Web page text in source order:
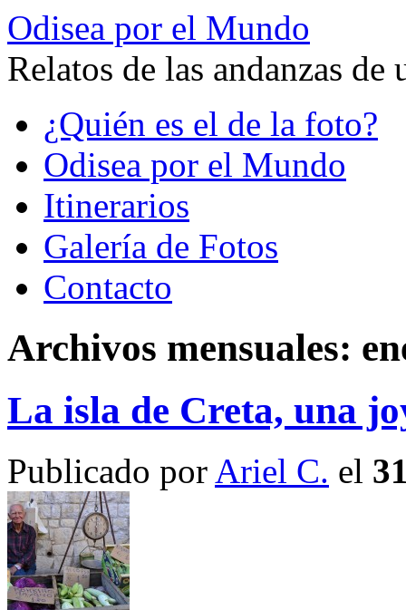
Odisea por el Mundo
Relatos de las andanzas
contenido¿Quién es el de la foto?
Odisea por el Mundo
Itinerarios
Galería de Fotos
Contacto
Archivos mensuales:
La isla de Creta, una
Publicado por Ariel C. el